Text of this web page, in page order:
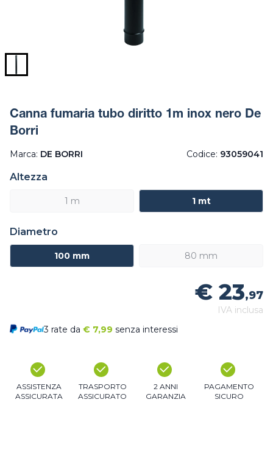
Canna fumaria tubo diritto 1m inox nero De
Borri
Marca: DE BORRI Codice: 93059041
Altezza
1 m 1 mt
Diametro
100 mm 80 mm
€ 23,97
IVA inclusa
3 rate da € 7,99 senza interessi
ASSISTENZA
ASSICURATA
TRASPORTO
ASSICURATO
2 ANNI
GARANZIA
PAGAMENTO
SICURO